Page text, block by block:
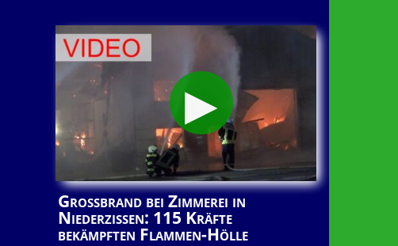
Großbrand bei Zimmerei in
Niederzissen: 115 Kräfte
bekämpften Flammen-Hölle